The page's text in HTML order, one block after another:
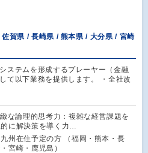
賀県 / 長崎県 / 熊本県 / 大分県 / 宮崎
ステムを形成するプレーヤー（金融
て以下業務を提供します。 ・全社改
な論理的思考力：複雑な経営課題を
に解決策を導く力…
州在住予定の方 （福岡・熊本・長
宮崎・鹿児島）